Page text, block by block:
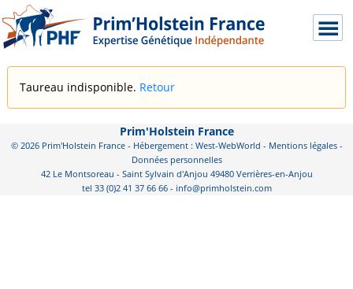
Taureau indisponible. Retour
Prim'Holstein France
© 2026 Prim'Holstein France - Hébergement : West-WebWorld - Mentions légales-
Données personnelles
42 Le Montsoreau - Saint Sylvain d'Anjou 49480 Verrières-en-Anjou
tel 33 (0)2 41 37 66 66 - info@primholstein.com